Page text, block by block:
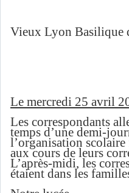
Vieux Lyon Basilique
Le mercredi 25 avril
Les correspondants
temps d’une demi-
l’organisation
aux cours de leurs
L’après-midi, les
étaient dans les